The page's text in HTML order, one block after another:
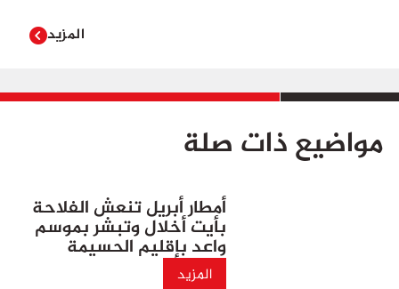
المزيد
مواضيع ذات صلة
أمطار أبريل تنعش الفلاحة
بأيت أخلال وتبشر بموسم
واعد بإقليم الحسيمة
المزيد